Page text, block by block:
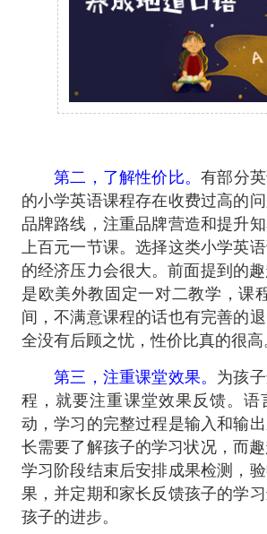
第二，了解性价比。有部分
的小学英语课程存在收费过高的
品牌路线，注重品牌营造和提升
上百元一节课。选择这类小学英
的经济压力会很大。前面提到的
是欧美外教固定一对二教学，课
间，不满意课程的话也有完善的
全没有后顾之忧，性价比真的很高
第三，注重课堂效果。 为孩
程，就要注重课堂效果反馈。语
动，学习的完整过程是输入和输
长需要了解孩子的学习状况，而
学习阶段结束后安排成果检测，
果，并定期和家长反馈孩子的学
孩子的进步。